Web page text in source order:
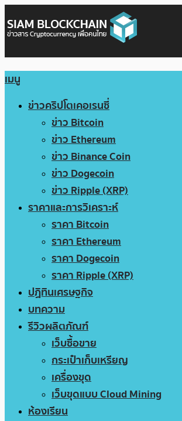
เมนู
ข่าวคริปโตเคอเรนซี่
ข่าว Bitcoin
ข่าว Ethereum
ข่าว Binance Coin
ข่าว Dogecoin
ข่าว Ripple (XRP)
ราคาและการวิเคราะห์
ราคา Bitcoin
ราคา Ethereum
ราคา Dogecoin
ราคา Ripple (XRP)
ปฏิทินเศรษฐกิจ
บทความ
รีวิวผลิตภัณฑ์
เว็บซื้อขาย
กระเป๋าเก็บเหรียญ
เครื่องขุด
เว็บขุดแบบ Cloud Mining
ห้องเรียน